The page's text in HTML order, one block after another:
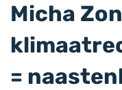
Micha
=